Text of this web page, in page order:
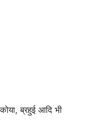
ब्रहुई आदि भी